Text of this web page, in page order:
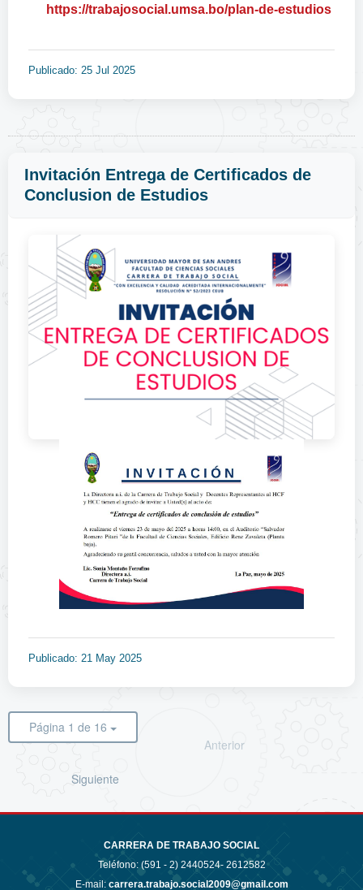
https://trabajosocial.umsa.bo/plan-de-estudios
Publicado: 25 Jul 2025
Invitación Entrega de Certificados de
Conclusion de Estudios
Publicado: 21 May 2025
Página 1 de 16
Anterior
Siguiente
CARRERA DE TRABAJO SOCIAL
Teléfono: (591 - 2) 2440524- 2612582
E-mail: carrera.trabajo.social2009@gmail.com